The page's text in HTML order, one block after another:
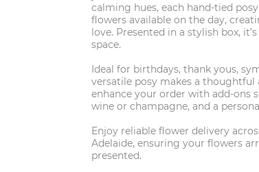
calming hues, each hand-tied
flowers available on the day,
love. Presented in a stylish box,
space.
Ideal for birthdays, thank yous,
versatile posy makes a thoughtful
enhance your order with add-ons
wine or champagne, and a
Enjoy reliable flower delivery
Adelaide, ensuring your flowers
presented.